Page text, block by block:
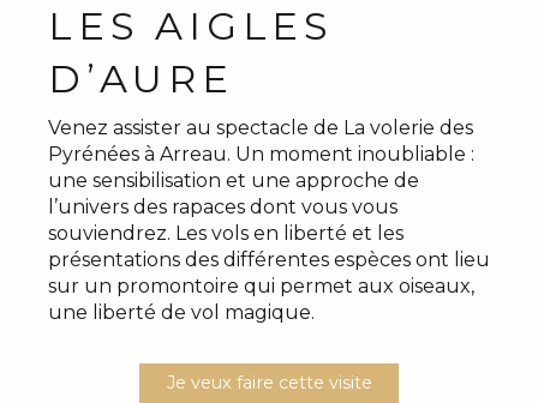
LES AIGLES
D’AURE
Venez assister au spectacle de La volerie des
Pyrénées à Arreau. Un moment inoubliable :
une sensibilisation et une approche de
l’univers des rapaces dont vous vous
souviendrez. Les vols en liberté et les
présentations des différentes espèces ont lieu
sur un promontoire qui permet aux oiseaux,
une liberté de vol magique.
Je veux faire cette visite